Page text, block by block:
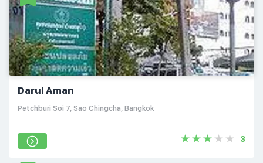
Darul Aman
Petchburi Soi 7, Sao Chingcha, Bangkok
3